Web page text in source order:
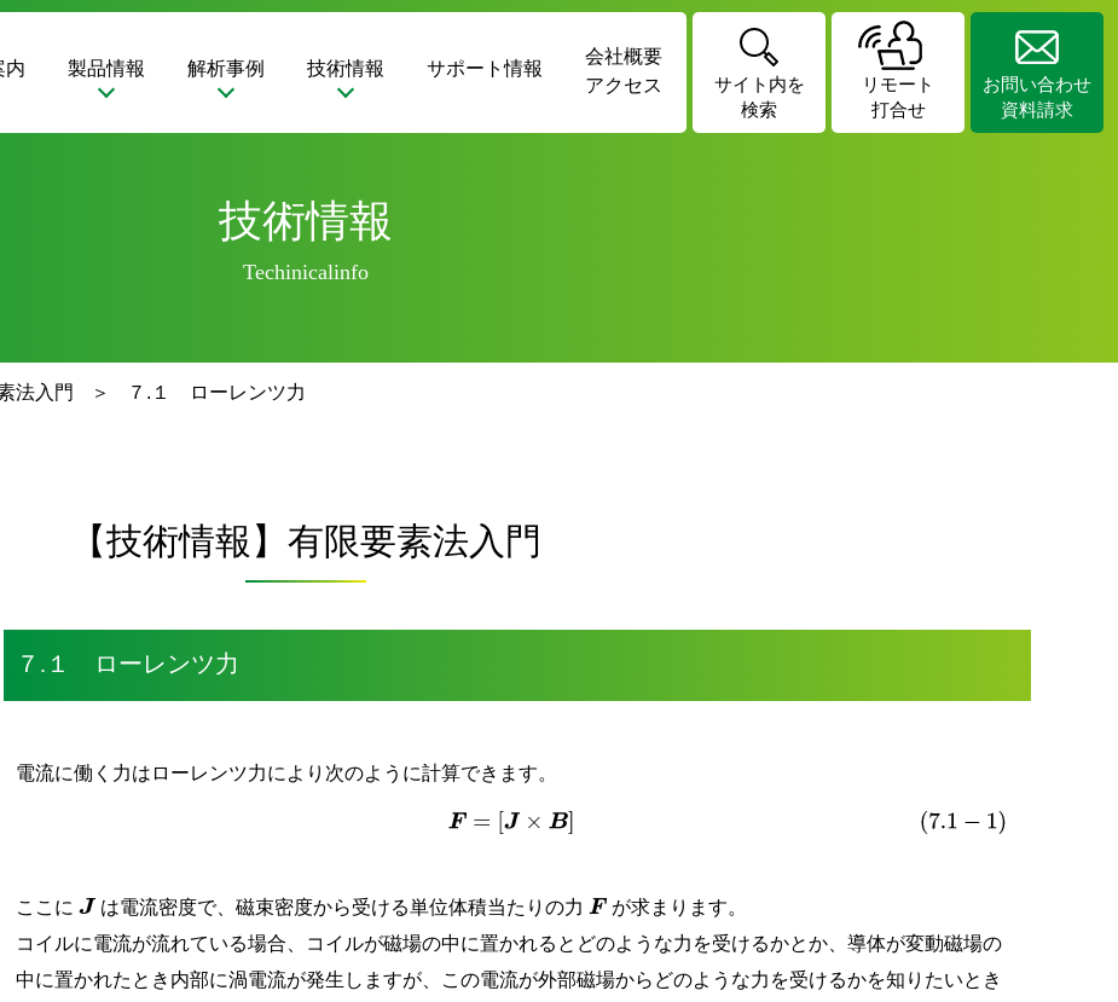
内 製品情報 解析事例 技術情報 サポート情報
会社概要
アクセス
サイト内を
検索
リモート
打合せ
お問い合わせ
資料請求
技術情報
Techinicalinfo
法入門 ７.１ ローレンツ力
【技術情報】有限要素法入門
７.１ ローレンツ力
電流に働く力はローレンツ力により次のように計算できます。
(7.1− 1)F =[J ×B]
ここにJ は電流密度で、磁束密度から受ける単位体積当たりの力 F
が求まります。
コイルに電流が流れている場合、コイルが磁場の中に置かれるとどのような力を受けるかとか、導体が変動磁場の
中に置かれたとき内部に渦電流が発生しますが、この電流が外部磁場からどのような力を受けるかを知りたいとき